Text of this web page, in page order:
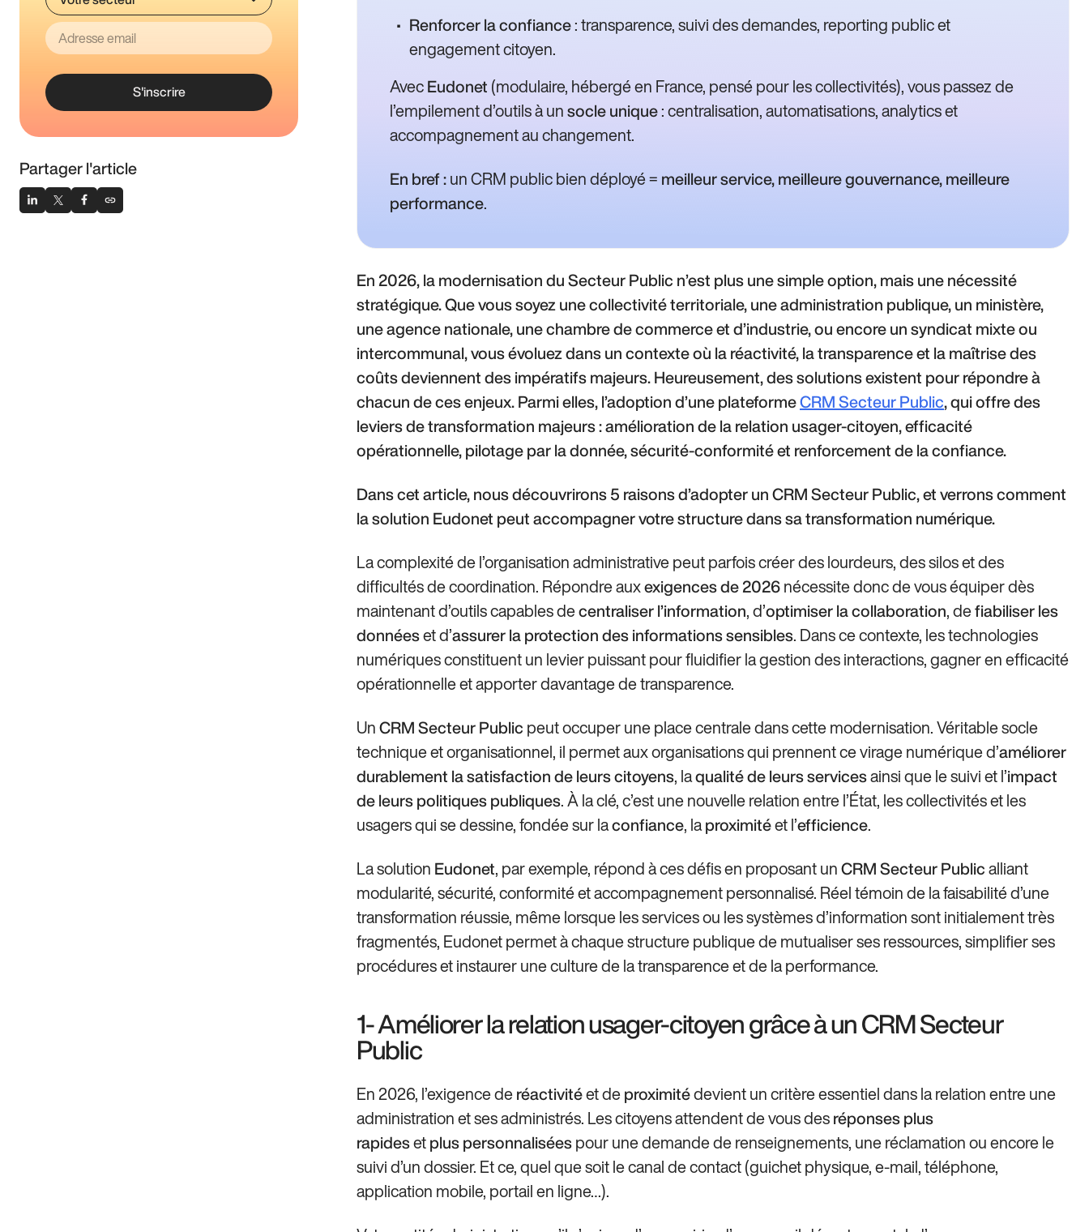
S'inscrire
Partager l'article
Renforcer la confiance: transparence, suivi des demandes, reporting public et
engagement citoyen.
Avec Eudonet (modulaire, hébergé en France, pensé pour les collectivités), vous passez de
l’empilement d’outils à un socle unique: centralisation, automatisations, analytics et
accompagnement au changement.
En bref : un CRM public bien déployé = meilleur service, meilleure gouvernance, meilleure
performance.
En 2026, la modernisation du Secteur Public n’est plus une simple option, mais une nécessité
stratégique. Que vous soyez une collectivité territoriale, une administration publique, un ministère,
une agence nationale, une chambre de commerce et d’industrie, ou encore un syndicat mixte ou
intercommunal, vous évoluez dans un contexte où la réactivité, la transparence et la maîtrise des
coûts deviennent des impératifs majeurs. Heureusement, des solutions existent pour répondre à
chacun de ces enjeux. Parmi elles, l’adoption d’une plateformeCRM Secteur Public, qui offre des
leviers de transformation majeurs : amélioration de la relation usager-citoyen, efficacité
opérationnelle, pilotage par la donnée, sécurité-conformité et renforcement de la confiance.
Dans cet article, nous découvrirons 5 raisons d’adopter un CRM Secteur Public, et verrons comment
la solution Eudonet peut accompagner votre structure dans sa transformation numérique.
La complexité de l’organisation administrative peut parfois créer des lourdeurs, des silos et des
difficultés de coordination. Répondre auxexigences de 2026 nécessite donc de vous équiper dès
maintenant d’outils capables decentraliser l’information, d’optimiser la collaboration, defiabiliser les
donnéeset d’assurer la protection des informations sensibles. Dans ce contexte, les technologies
numériques constituent un levier puissant pour fluidifier la gestion des interactions, gagner en efficacité
opérationnelle et apporter davantage de transparence.
Un CRM Secteur Public peut occuper une place centrale dans cette modernisation. Véritable socle
technique et organisationnel, il permet aux organisations qui prennent ce virage numérique d’améliorer
durablement la satisfaction de leurs citoyens, laqualité de leurs servicesainsi que le suivi et l’impact
de leurs politiques publiques. À la clé, c’est une nouvelle relation entre l’État, les collectivités et les
usagers qui se dessine, fondée sur laconfiance, laproximitéet l’efficience.
La solution Eudonet, par exemple, répond à ces défis en proposant un CRM Secteur Public alliant
modularité, sécurité, conformité et accompagnement personnalisé. Réel témoin de la faisabilité d’une
transformation réussie, même lorsque les services ou les systèmes d’information sont initialement très
fragmentés, Eudonet permet à chaque structure publique de mutualiser ses ressources, simplifier ses
procédures et instaurer une culture de la transparence et de la performance.
1- Améliorer la relation usager-citoyen grâce à un CRM Secteur
Public
En 2026, l’exigence de réactivitéet de proximitédevient un critère essentiel dans la relation entre une
administration et ses administrés. Les citoyens attendent de vous des réponses plus
rapideset plus personnalisées pour une demande de renseignements, une réclamation ou encore le
suivi d’un dossier. Et ce, quel que soit le canal de contact (guichet physique, e-mail, téléphone,
application mobile, portail en ligne…).